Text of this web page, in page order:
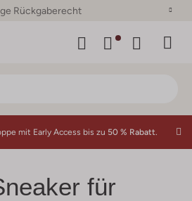
Rückgaberecht
mit Early Access bis zu 50 % Rabatt.
für